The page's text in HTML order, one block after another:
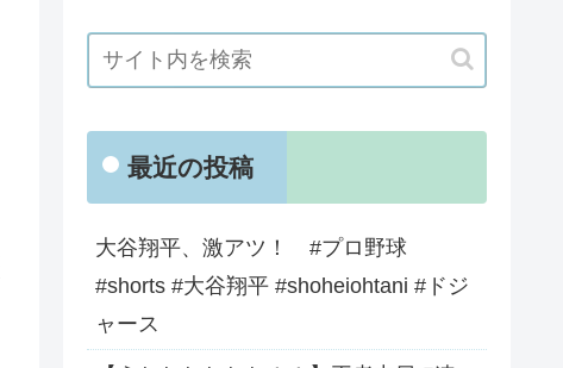
最近の投稿
大谷翔平、激アツ！ #プロ野球
#shorts #大谷翔平 #shoheiohtani #ドジ
ャース